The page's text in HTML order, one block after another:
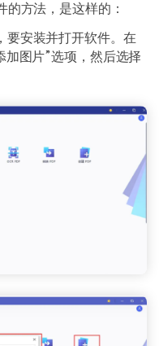
方法，是这样的：
要安装并打开软件。在
加图片”选项，然后选择